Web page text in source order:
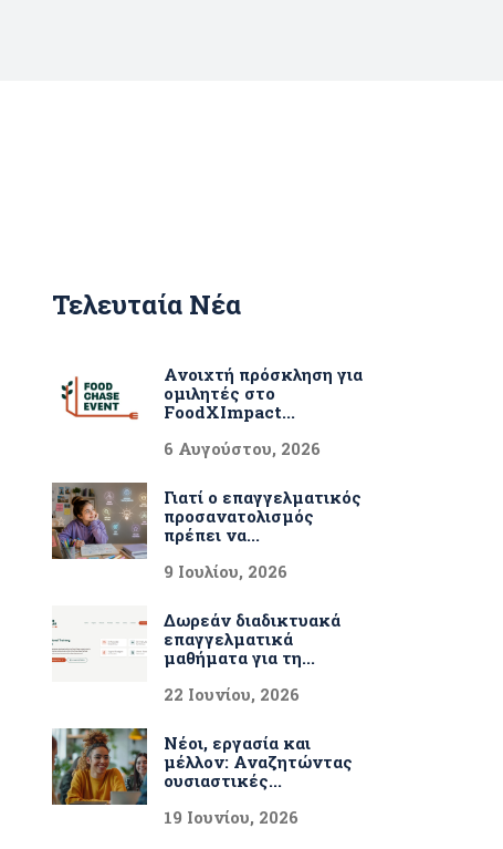
Τελευταία Νέα
Ανοιχτή πρόσκληση για
ομιλητές στο
FoodXImpact...
6 Αυγούστου, 2026
Γιατί ο επαγγελματικός
προσανατολισμός
πρέπει να...
9 Ιουλίου, 2026
Δωρεάν διαδικτυακά
επαγγελματικά
μαθήματα για τη...
22 Ιουνίου, 2026
Νέοι, εργασία και
μέλλον: Αναζητώντας
ουσιαστικές...
19 Ιουνίου, 2026